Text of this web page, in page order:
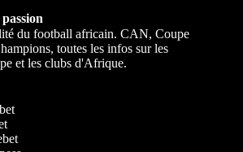
du football africain. CAN, Coupe
toutes les infos sur les
et les clubs d'Afrique.